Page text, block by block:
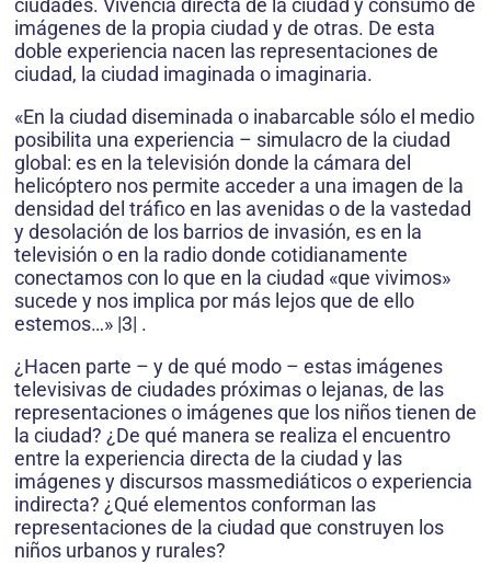
ciudades. Vivencia directa de la ciudad y consumo de
imágenes de la propia ciudad y de otras. De esta
doble experiencia nacen las representaciones de
ciudad, la ciudad imaginada o imaginaria.
«En la ciudad diseminada o inabarcable sólo el medio
posibilita una experiencia – simulacro de la ciudad
global: es en la televisión donde la cámara del
helicóptero nos permite acceder a una imagen de la
densidad del tráfico en las avenidas o de la vastedad
y desolación de los barrios de invasión, es en la
televisión o en la radio donde cotidianamente
conectamos con lo que en la ciudad «que vivimos»
sucede y nos implica por más lejos que de ello
estemos…» |3| .
¿Hacen parte – y de qué modo – estas imágenes
televisivas de ciudades próximas o lejanas, de las
representaciones o imágenes que los niños tienen de
la ciudad? ¿De qué manera se realiza el encuentro
entre la experiencia directa de la ciudad y las
imágenes y discursos massmediáticos o experiencia
indirecta? ¿Qué elementos conforman las
representaciones de la ciudad que construyen los
niños urbanos y rurales?